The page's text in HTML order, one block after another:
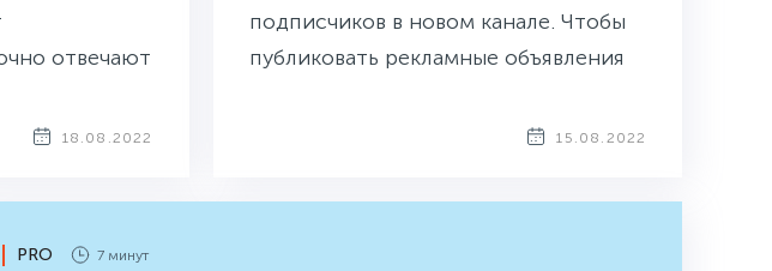
отвечают
и их
18.08.2022
подписчиков в новом канале. Чтобы
публиковать рекламные объявления
2 млн евро, половина которого —
размещать коммерческий контент в
15.08.2022
PRO 7 минут